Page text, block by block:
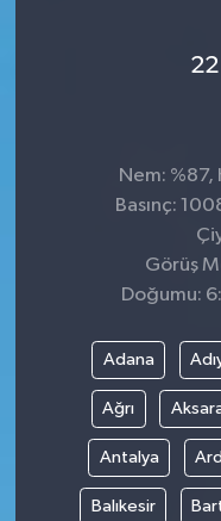
Nem: %87,
Basınç:
Görüş
Doğumu:
Adana
Ağrı
Antalya
Balıkesir